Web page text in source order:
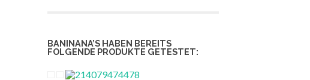
BANINANA’S HABEN BEREITS
FOLGENDE PRODUKTE GETESTET: